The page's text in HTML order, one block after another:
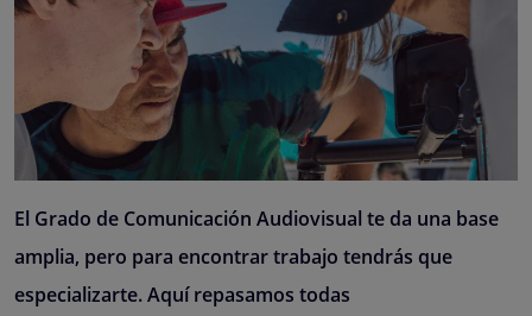
El Grado de Comunicación Audiovisual te da una base
amplia, pero para encontrar trabajo tendrás que
especializarte. Aquí repasamos todas